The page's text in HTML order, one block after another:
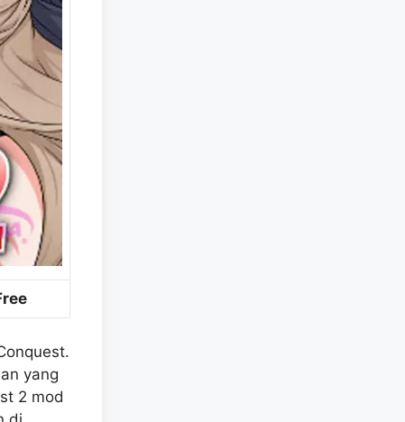
yang
2 mod